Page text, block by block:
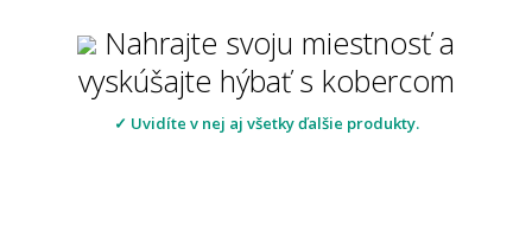
Nahrajte svoju miestnosť a
vyskúšajte hýbať s kobercom
✓ Uvidíte v nej aj všetky ďalšie produkty.